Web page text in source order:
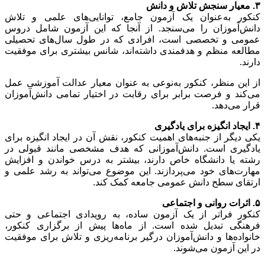
۳. معیار سنجش تلاش و دانش
کنکور به‌عنوان یک آزمون جامع، توانایی‌های علمی و تلاش
دانش‌آموزان را می‌سنجد. از آنجا که این آزمون شامل دروس
عمومی و تخصصی است، افرادی که در طول سال‌های تحصیلی
مطالعه منظم و هدفمندی داشته‌اند، شانس بیشتری برای موفقیت
دارند.
از این منظر، کنکور به‌نوعی به عنوان معیار عدالت آموزشی عمل
می‌کند و فرصت برابر برای رقابت در اختیار تمامی دانش‌آموزان
قرار می‌دهد.
۴. ایجاد انگیزه برای یادگیری
یکی دیگر از جنبه‌های اهمیت کنکور، نقش آن در ایجاد انگیزه برای
یادگیری است. دانش‌آموزانی که هدف مشخصی مانند قبولی در
رشته یا دانشگاه خاص دارند، بیشتر به درس خواندن و افزایش
مهارت‌های خود می‌پردازند. این موضوع می‌تواند به رشد علمی و
ارتقای سطح دانش عمومی جامعه کمک کند.
۵. اثرات روانی و اجتماعی
کنکور فراتر از یک آزمون ساده، به رویدادی اجتماعی و حتی
فرهنگی تبدیل شده است. از ماه‌ها پیش از برگزاری کنکور،
خانواده‌ها و دانش‌آموزان درگیر برنامه‌ریزی و تلاش برای موفقیت
در این آزمون می‌شوند.